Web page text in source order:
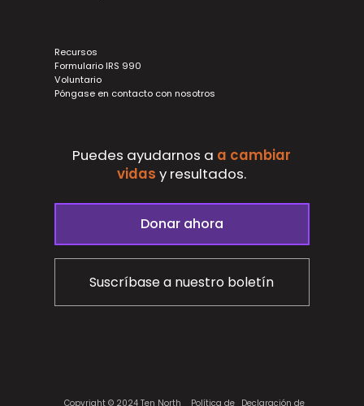
Recursos
Formulario IRS 990
Voluntario
Póngase en contacto con nosotros
Puedes ayudarnos a a cambiar
vidas y resultados.
Donar ahora
Suscríbase a nuestro boletín
Copyright © 2024 Ten North Política de Declaración de